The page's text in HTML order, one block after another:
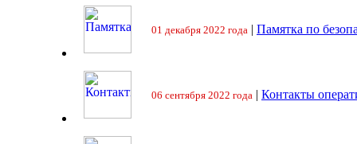
01 декабря 2022 года | Памятка по
06 сентября 2022 года | Контакты